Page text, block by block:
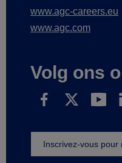
www.agc-careers.eu
www.agc.com
Volg ons
Inscrivez-vous pour